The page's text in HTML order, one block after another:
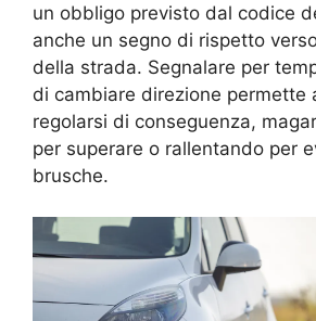
un obbligo previsto dal codice
anche un segno di rispetto
della strada. Segnalare per
di cambiare direzione permette
regolarsi di conseguenza,
per superare o rallentando per
brusche.